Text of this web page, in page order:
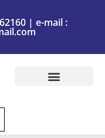
| e-mail :